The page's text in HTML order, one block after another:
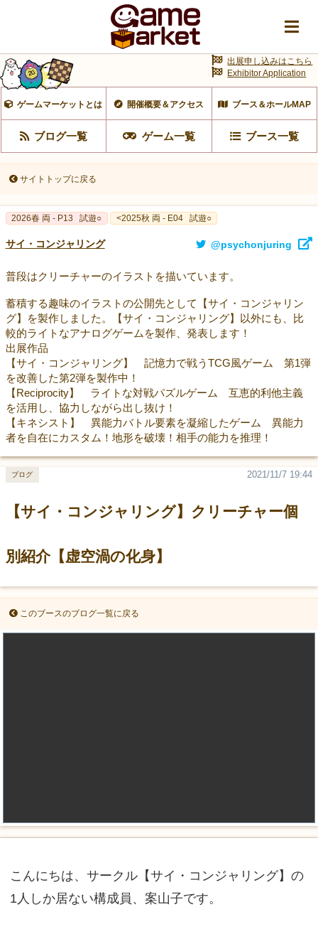
ゲームマーケットとは 開催概要＆アクセス ブース＆ホールMAP
ブログ一覧 ゲーム一覧 ブース一覧
出展申し込みはこちら
Exhibitor Application
サイトトップに戻る
2026春 両 - P13 試遊○ <2025秋 両 - E04 試遊○
サイ・コンジャリング @psychonjuring
普段はクリーチャーのイラストを描いています。
蓄積する趣味のイラストの公開先として【サイ・コンジャリン
グ】を製作しました。【サイ・コンジャリング】以外にも、比
較的ライトなアナログゲームを製作、発表します！
出展作品
【サイ・コンジャリング】 記憶力で戦うTCG風ゲーム 第1弾
を改善した第2弾を製作中！
【Reciprocity】 ライトな対戦パズルゲーム 互恵的利他主義
を活用し、協力しながら出し抜け！
【キネシスト】 異能力バトル要素を凝縮したゲーム 異能力
者を自在にカスタム！地形を破壊！相手の能力を推理！
【サイ・コンジャリング】クリーチャー個
別紹介【虚空渦の化身】
2021/11/7 19:44
ブログ
このブースのブログ一覧に戻る
こんにちは、サークル【サイ・コンジャリング】の
1人しか居ない構成員、案山子です。